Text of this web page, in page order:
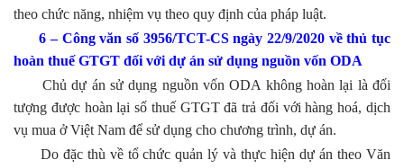
theo chức năng, nhiệm vụ theo quy định của pháp luật.
6 – Công văn số 3956/TCT-CS ngày 22/9/2020 về thủ tục
hoàn thuế GTGT đối với dự án sử dụng nguồn vốn ODA
Chủ dự án sử dụng nguồn vốn ODA không hoàn lại là đối
tượng được hoàn lại số thuế GTGT đã trả đối với hàng hoá, dịch
vụ mua ở Việt Nam để sử dụng cho chương trình, dự án.
Do đặc thù về tổ chức quản lý và thực hiện dự án theo Văn